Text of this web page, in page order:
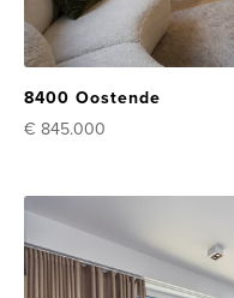
8400 Oostende
€ 845.000